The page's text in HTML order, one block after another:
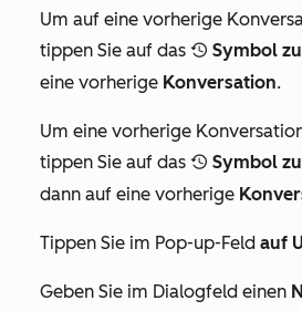
Um auf eine vorherige
tippen Sie auf das recentlySelectedIcon Symbol
eine vorherige Konversation.
Um eine vorherige
tippen Sie auf das recentlySelectedIcon Symbol
dann auf eine vorherige
Tippen Sie im Pop-up-Feld auf
Geben Sie im Dialogfeld einen